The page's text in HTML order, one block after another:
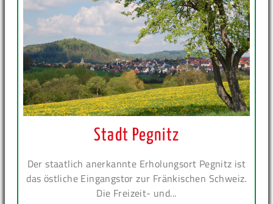
Stadt Pegnitz
Der staatlich anerkannte Erholungsort Pegnitz ist
das östliche Eingangstor zur Fränkischen Schweiz.
Die Freizeit- und...